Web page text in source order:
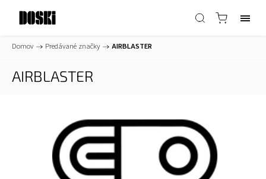
Domov / Predávané značky / AIRBLASTER
AIRBLASTER